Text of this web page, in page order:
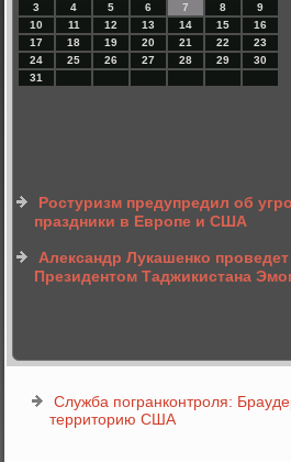
3
4 5 6 7 8
9
10
11 12 13 14 15
16
17
18 19 20 21 22
23
24
25 26 27 28 29
30
31
Ростуризм предупредил об
праздники в Европе и США
Александр Лукашенко
Президентом Таджикистана
Служба погранконтроля:
территорию США